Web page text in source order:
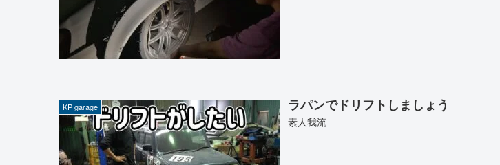
KP garage ラパンでドリフトしましょう
素人我流